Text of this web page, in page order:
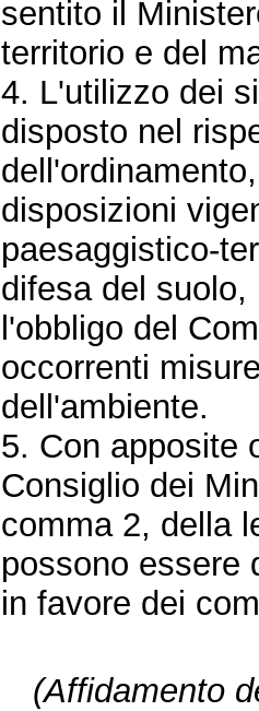
sentito il
territorio e del
4. L'utilizzo dei
disposto nel
disposizioni
paesaggistico-
difesa del
l'obbligo del
occorrenti
dell'ambiente.
5. Con apposite
Consiglio dei
comma 2, della
possono essere
in favore dei
(Affidamento